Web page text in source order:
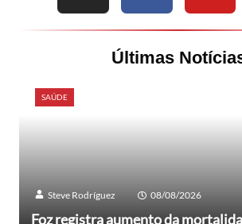
Últimas
SAÚDE
Steve Rodríguez 08/08/2026
Foz registra aumento da